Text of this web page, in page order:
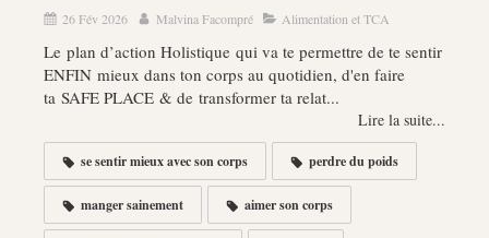
26 Fév 2026 Malvina Facompré Alimentation et TCA
Le plan d’action Holistique qui va te permettre de te sentir
ENFIN mieux dans ton corps au quotidien, d'en faire
ta SAFE PLACE & de transformer ta relat...
Lire la suite...
se sentir mieux avec son corps perdre du poids
manger sainement aimer son corps